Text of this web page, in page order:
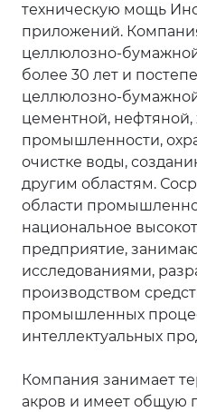
техническую мощь
приложений.
целлюлозно-
более 30 лет и
целлюлозно-
цементной, нефтяной,
промышленности,
очистке воды,
другим областям.
области
национальное
предприятие,
исследованиями,
производством
промышленных
интеллектуальных
Компания занимает
акров и имеет общую